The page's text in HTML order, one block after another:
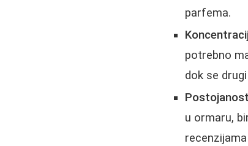
parfema.
potrebno
dok se
u ormaru,